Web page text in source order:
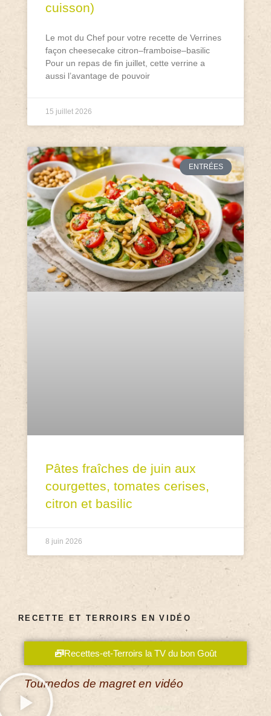
cuisson)
Le mot du Chef pour votre recette de Verrines
façon cheesecake citron–framboise–basilic
Pour un repas de fin juillet, cette verrine a
aussi l’avantage de pouvoir
15 juillet 2026
ENTRÉES
Pâtes fraîches de juin aux
courgettes, tomates cerises,
citron et basilic
8 juin 2026
RECETTE ET TERROIRS EN VIDÉO
Recettes-et-Terroirs la TV du bon Goût
Tournedos de magret en vidéo